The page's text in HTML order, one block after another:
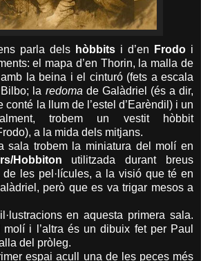
parla dels hòbbits i d’en Frodo i
el mapa d’en Thorin, la malla de
la beina i el cinturó (fets a escala
la redoma de Galàdriel (és a dir,
la llum de l’estel d’Earèndil) i un
trobem un vestit hòbbit
a la mida dels mitjans.
sala trobem la miniatura del molí en
Hobbiton utilitzada durant breus
les pel·lícules, a la visió que té en
però que es va trigar mesos a
en aquesta primera sala.
i l’altra és un dibuix fet per Paul
del pròleg.
espai acull una de les peces més